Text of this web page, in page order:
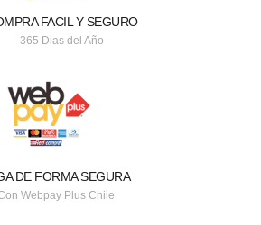
FACIL Y SEGURO
365 Dias del Año
DE FORMA SEGURA
Webpay Plus Chile